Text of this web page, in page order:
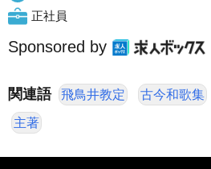
正社員
Sponsored by
関連語 飛鳥井教定 古今和歌集
主著